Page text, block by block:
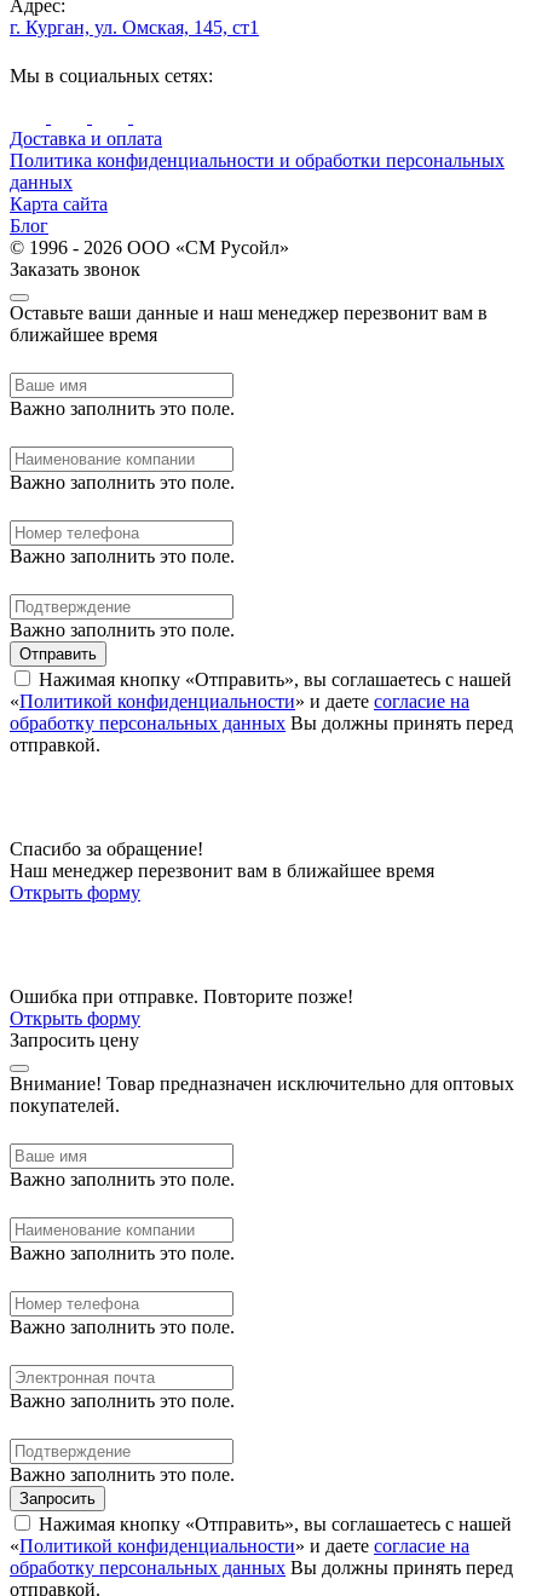
Адрес:
г. Курган, ул. Омская, 145, ст1
Мы в социальных сетях:
Доставка и оплата
Политика конфиденциальности и обработки персональных
данных
Карта сайта
Блог
© 1996 - 2026 ООО «СМ Русойл»
Заказать звонок
Оставьте ваши данные и наш менеджер перезвонит вам в
ближайшее время
Важно заполнить это поле.
Важно заполнить это поле.
Важно заполнить это поле.
Важно заполнить это поле.
Отправить
Нажимая кнопку «Отправить», вы соглашаетесь с нашей
«Политикой конфиденциальности» и даете согласие на
обработку персональных данных Вы должны принять перед
отправкой.
Спасибо за обращение!
Наш менеджер перезвонит вам в ближайшее время
Открыть форму
Ошибка при отправке. Повторите позже!
Открыть форму
Запросить цену
Внимание! Товар предназначен исключительно для оптовых
покупателей.
Важно заполнить это поле.
Важно заполнить это поле.
Важно заполнить это поле.
Важно заполнить это поле.
Важно заполнить это поле.
Запросить
Нажимая кнопку «Отправить», вы соглашаетесь с нашей
«Политикой конфиденциальности» и даете согласие на
обработку персональных данных Вы должны принять перед
отправкой.